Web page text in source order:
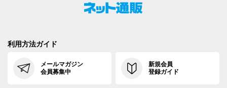
利用方法ガイド
メールマガジン
会員募集中
新規会員
登録ガイド